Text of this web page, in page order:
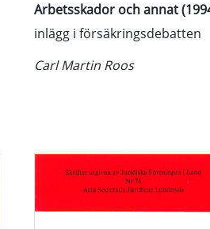
Arbetsskador och annat
inlägg i försäkringsdebatten
Carl Martin Roos